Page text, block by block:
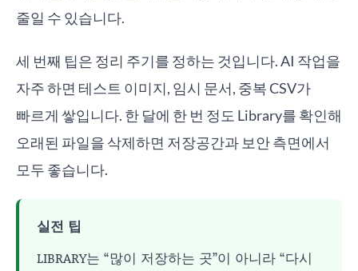
줄일 수 있습니다.
세 번째 팁은 정리 주기를 정하는 것입니다. AI 작업을
자주 하면 테스트 이미지, 임시 문서, 중복 CSV가
빠르게 쌓입니다. 한 달에 한 번 정도 Library를 확인해
오래된 파일을 삭제하면 저장공간과 보안 측면에서
모두 좋습니다.
실전 팁
LIBRARY는 “많이 저장하는 곳”이 아니라 “다시